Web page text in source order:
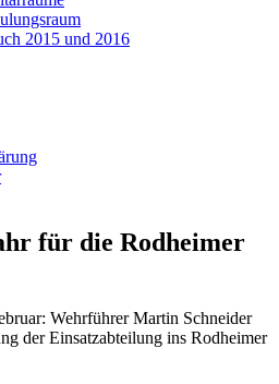
2015 und 2016
für die Rodheimer
Wehrführer Martin Schneider
der Einsatzabteilung ins Rodheimer